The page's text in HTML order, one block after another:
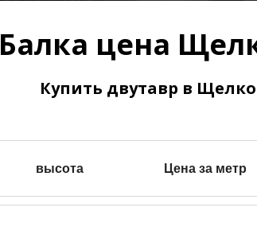
Балка цена
Купить двутавр в
высота Цена за метр